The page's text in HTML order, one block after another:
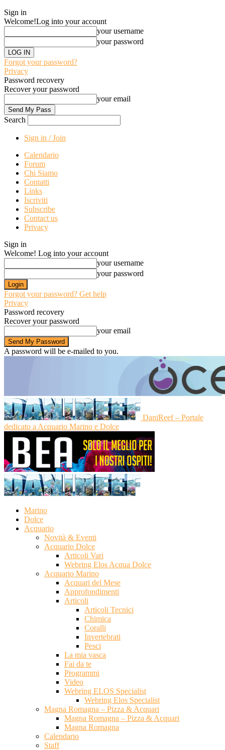
Sign in
Welcome!Log into your account
your username
your password
Forgot your password?
Privacy
Password recovery
Recover your password
your email
Search
Sign in / Join
Calendario
Forum
Chi Siamo
Contatti
Links
Iscriviti
Subscribe
Contact us
Privacy
Sign in
Welcome! Log into your account
your username
your password
Forgot your password? Get help
Privacy
Password recovery
Recover your password
your email
A password will be e-mailed to you.
DaniReef – Portale
dedicato a Acquario Marino e Dolce
Marino
Dolce
Acquario
Novità & Eventi
Acquario Dolce
Articoli Vari
Webring Elos Acqua Dolce
Acquario Marino
Acquari del Mese
Approfondimenti
Articoli
Articoli Tecnici
Chimica
Coralli
Invertebrati
Pesci
La mia vasca
Fai da te
Programmi
Video
Webring ELOS Specialist
Webring Elos Specialist
Magna Romagna – Pizza & Acquari
Magna Romagna – Pizza & Acquari
Magna Romagna
Calendario
Staff